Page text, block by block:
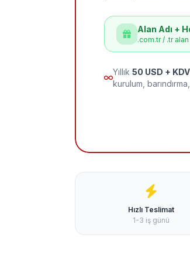
Alan Adı +
.com.tr / .tr
Yıllık 50 USD + KDV
kurulum,
Hızlı Teslimat
1-3 iş günü